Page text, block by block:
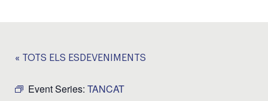
« TOTS ELS ESDEVENIMENTS
Event Series: TANCAT